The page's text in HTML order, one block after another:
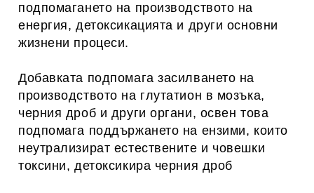
подпомагането на производството на
енергия, детоксикацията и други основни
жизнени процеси.
Добавката подпомага засилването на
производството на глутатион в мозъка,
черния дроб и други органи, освен това
подпомага поддържането на ензими, които
неутрализират естествените и човешки
токсини, детоксикира черния дроб